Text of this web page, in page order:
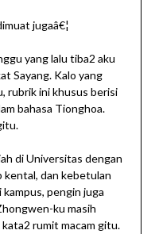
jugaâ€¦
yang lalu tiba2 aku
Sayang. Kalo yang
rubrik ini khusus berisi
bahasa Tionghoa.
di Universitas dengan
kental, dan kebetulan
pengin juga
ku masih
rumit macam gitu.